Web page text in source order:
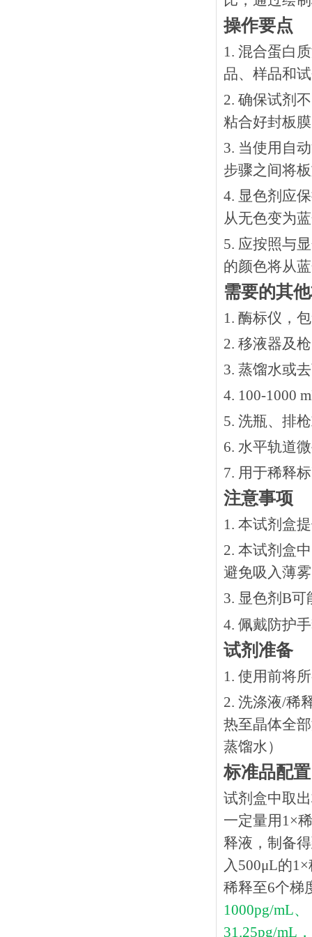
操作要点
1. 混合蛋白
品、样品和
2. 确保试剂
粘合好封板
3. 当使用自
步骤之间将
4. 显色剂应
从无色变为
5. 应按照与
的颜色将从
需要的其
1. 酶标仪，
2. 移液器及
3. 蒸馏水或
4. 100-1000
5. 洗瓶、排
6. 水平轨道
7. 用于稀释
注意事项
1. 本试剂盒
2. 本试剂盒
避免吸入薄
3. 显色剂B
4. 佩戴防护
试剂准备
1. 使用前将
2. 洗涤液/稀
热⾄晶体全
蒸馏水）
标准品配置
试剂盒中取
一定量用1×
释液，制备
入500μL的
稀释至6个梯
1000pg/mL
31.25pg/mL，